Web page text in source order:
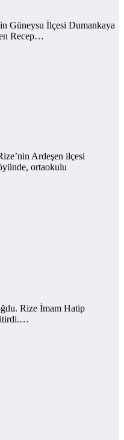
Güneysu İlçesi Dumankaya
Recep…
Ardeşen ilçesi
ortaokulu
Rize İmam Hatip